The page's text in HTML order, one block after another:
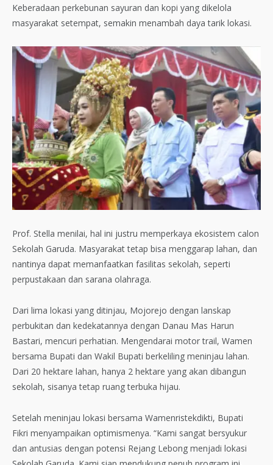
Keberadaan perkebunan sayuran dan kopi yang dikelola
masyarakat setempat, semakin menambah daya tarik lokasi.
Prof. Stella menilai, hal ini justru memperkaya ekosistem calon
Sekolah Garuda. Masyarakat tetap bisa menggarap lahan, dan
nantinya dapat memanfaatkan fasilitas sekolah, seperti
perpustakaan dan sarana olahraga.
Dari lima lokasi yang ditinjau, Mojorejo dengan lanskap
perbukitan dan kedekatannya dengan Danau Mas Harun
Bastari, mencuri perhatian. Mengendarai motor trail, Wamen
bersama Bupati dan Wakil Bupati berkeliling meninjau lahan.
Dari 20 hektare lahan, hanya 2 hektare yang akan dibangun
sekolah, sisanya tetap ruang terbuka hijau.
Setelah meninjau lokasi bersama Wamenristekdikti, Bupati
Fikri menyampaikan optimismenya. “Kami sangat bersyukur
dan antusias dengan potensi Rejang Lebong menjadi lokasi